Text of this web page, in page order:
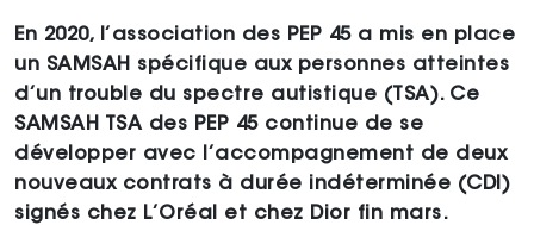
En 2020, l’association des PEP 45 a mis en place
un SAMSAH spécifique aux personnes atteintes
d’un trouble du spectre autistique (TSA). Ce
SAMSAH TSA des PEP 45 continue de se
développer avec l’accompagnement de deux
nouveaux contrats à durée indéterminée (CDI)
signés chez L’Oréal et chez Dior fin mars.